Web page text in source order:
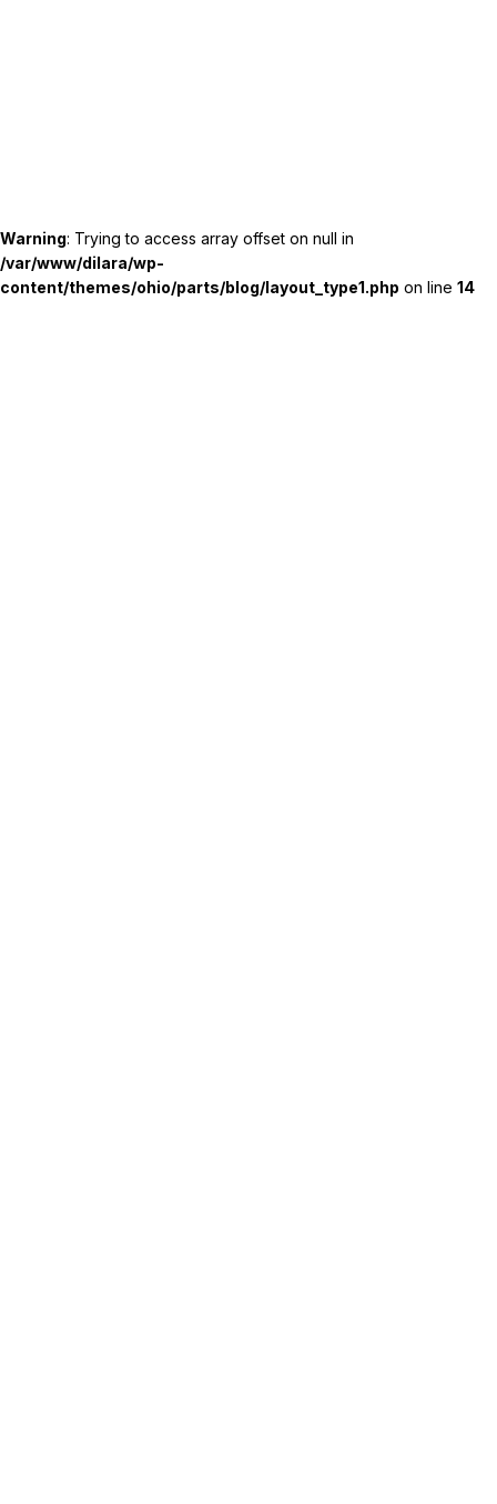
Warning: Trying to access array offset on null in
/var/www/dilara/wp-
content/themes/ohio/parts/blog/layout_type1.php on line 14